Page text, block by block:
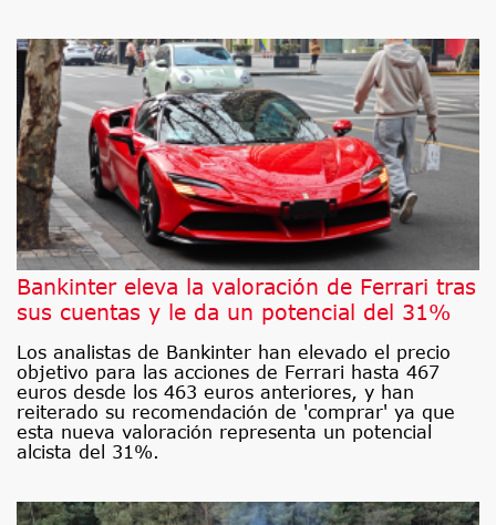
Bankinter eleva la valoración de Ferrari tras
sus cuentas y le da un potencial del 31%
Los analistas de Bankinter han elevado el precio
objetivo para las acciones de Ferrari hasta 467
euros desde los 463 euros anteriores, y han
reiterado su recomendación de 'comprar' ya que
esta nueva valoración representa un potencial
alcista del 31%.